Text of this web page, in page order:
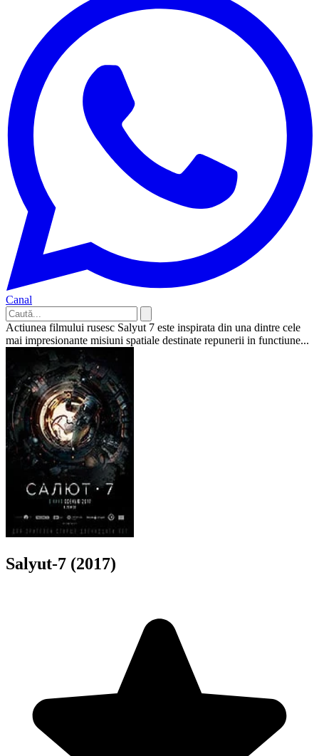
Canal
Actiunea filmului rusesc Salyut 7 este inspirata din una dintre cele
mai impresionante misiuni spatiale destinate repunerii in functiune...
Salyut-7 (2017)